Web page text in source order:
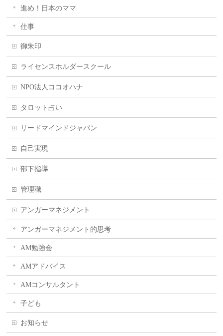
進め！日本のママ
仕事
御朱印
ライセンスホルダースクール
NPO法人ココオハナ
タロット占い
リードマインドジャパン
自己実現
部下指導
管理職
アンガーマネジメント
アンガーマネジメント的思考
AM勉強会
AMアドバイス
AMコンサルタント
子ども
お知らせ